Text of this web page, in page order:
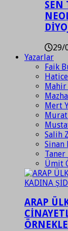
SEN
29/
Yazarlar
Faik
Mahir
Mert
Salih
Sinan
Taner
Ümit
ARAP